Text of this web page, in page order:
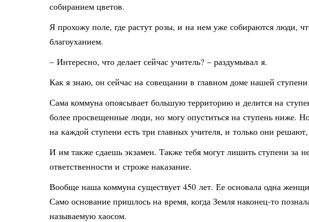
собиранием цветов.
Я прохожу поле, где растут розы, и на нем уже собираются люди,
благоуханием.
– Интересно, что делает сейчас учитель? – раздумывал я.
Как я знаю, он сейчас на совещании в главном доме нашей
Сама коммуна опоясывает большую территорию и делится на
более просвещенные люди, но могу опуститься на ступень ниже.
на каждой ступени есть три главных учителя, и только они
И им также сдаешь экзамен. Также тебя могут лишить ступени за
ответственности и строже наказание.
Вообще наша коммуна существует 450 лет. Ее основала одна
Само основание пришлось на время, когда Земля наконец-то
называемую хаосом.